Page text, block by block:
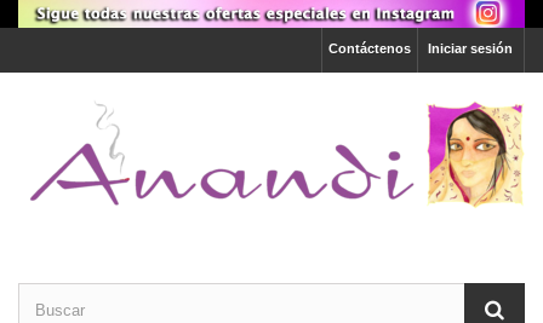
Iniciar sesión
Contáctenos